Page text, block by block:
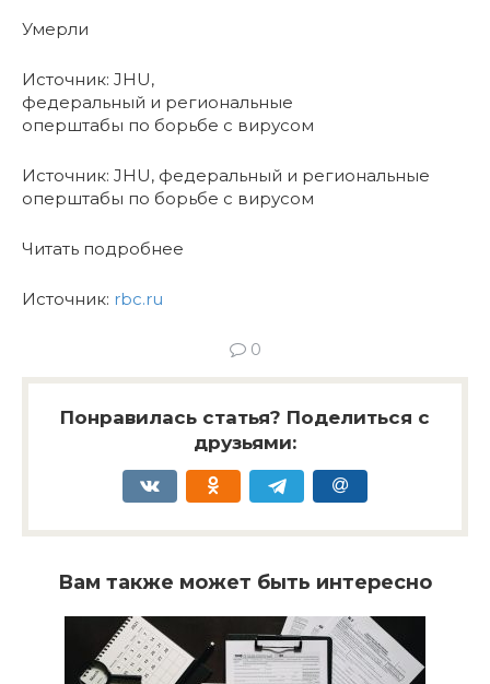
Умерли
Источник: JHU,
федеральный и региональные
оперштабы по борьбе с вирусом
Источник: JHU, федеральный и региональные
оперштабы по борьбе с вирусом
Читать подробнее
Источник: rbc.ru
0
Понравилась статья? Поделиться с
друзьями:
Вам также может быть интересно